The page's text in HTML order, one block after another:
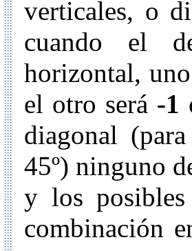
verticales, o
cuando el
horizontal,
el otro será -1
diagonal
45º) ninguno
y los posibles
combinación